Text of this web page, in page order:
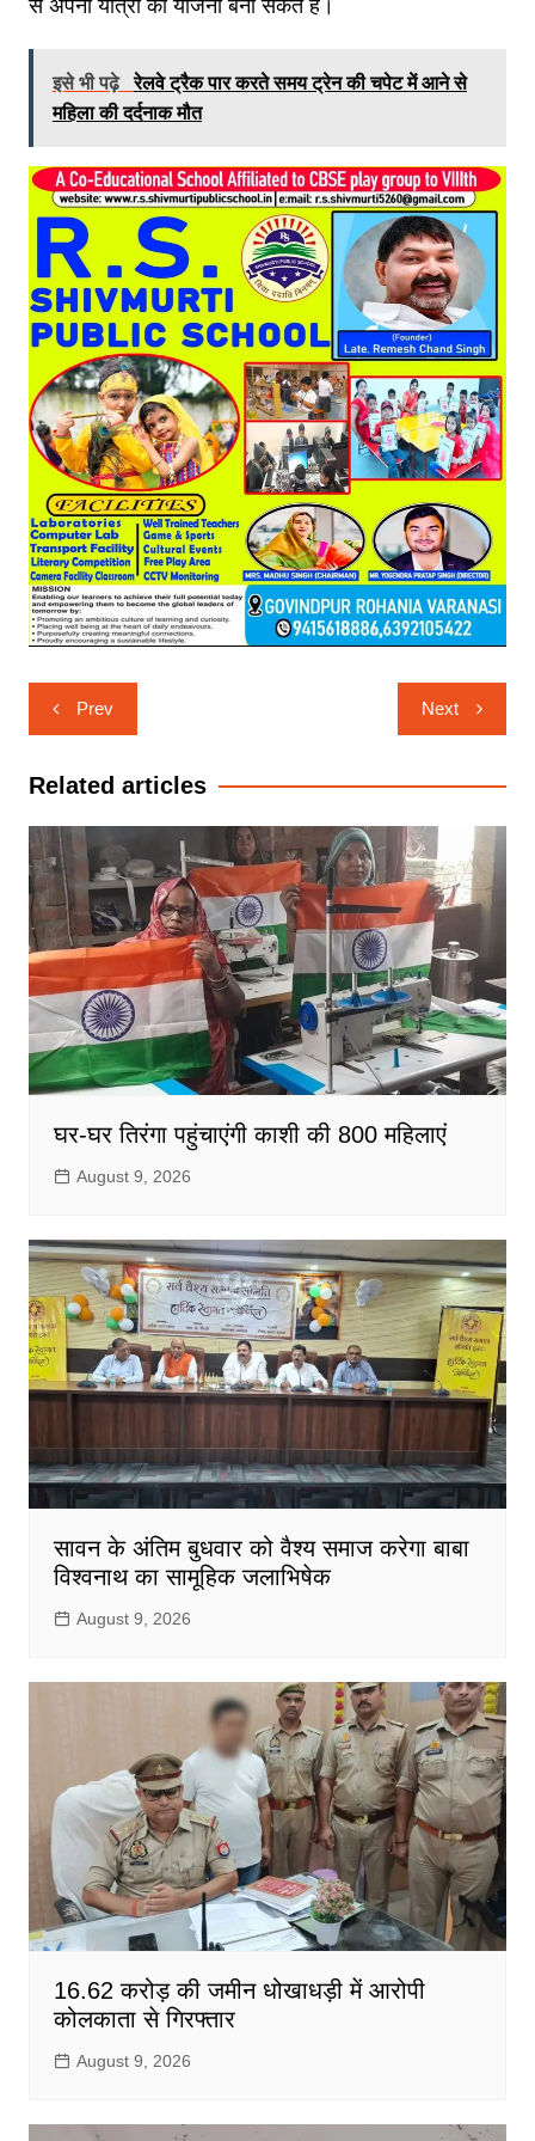
से अपनी यात्रा की योजना बना सकते हैं।
इसे भी पढ़े रेलवे ट्रैक पार करते समय ट्रेन की चपेट में आने से
महिला की दर्दनाक मौत
Post
navigation
Prev Next
Related articles
घर-घर तिरंगा पहुंचाएंगी काशी की 800 महिलाएं
August 9, 2026
सावन के अंतिम बुधवार को वैश्य समाज करेगा बाबा
विश्वनाथ का सामूहिक जलाभिषेक
August 9, 2026
16.62 करोड़ की जमीन धोखाधड़ी में आरोपी
कोलकाता से गिरफ्तार
August 9, 2026